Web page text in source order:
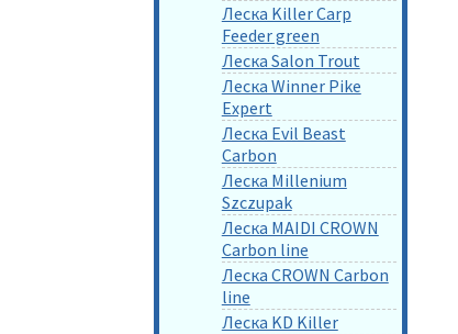
Леска Killer Carp
Feeder green
Леска Salon Trout
Леска Winner Pike
Expert
Леска Evil Beast
Carbon
Леска Millenium
Szczupak
Леска MAIDI CROWN
Carbon line
Леска CROWN Carbon
line
Леска KD Killer